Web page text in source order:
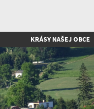
KRÁSY NAŠEJ OBCE